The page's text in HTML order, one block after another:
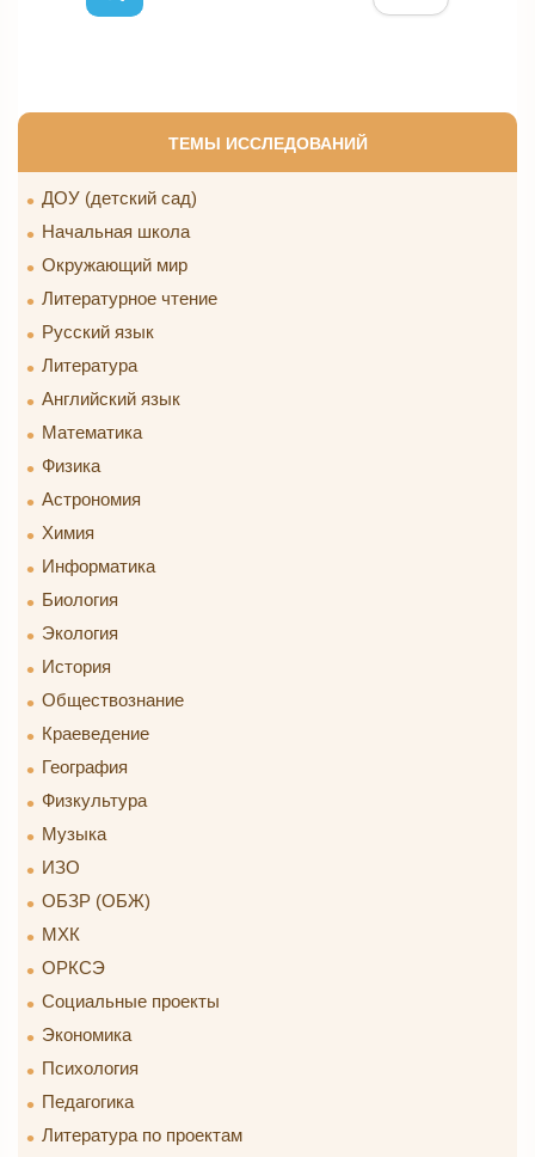
ТЕМЫ ИССЛЕДОВАНИЙ
ДОУ (детский сад)
Начальная школа
Окружающий мир
Литературное чтение
Русский язык
Литература
Английский язык
Математика
Физика
Астрономия
Химия
Информатика
Биология
Экология
История
Обществознание
Краеведение
География
Физкультура
Музыка
ИЗО
ОБЗР (ОБЖ)
МХК
ОРКСЭ
Социальные проекты
Экономика
Психология
Педагогика
Литература по проектам